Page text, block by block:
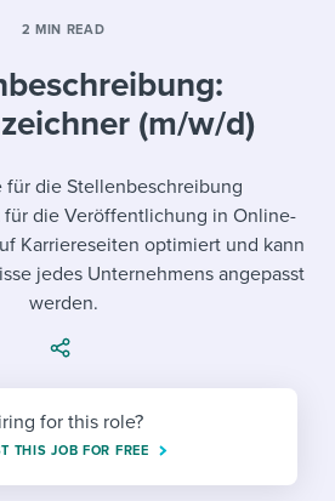
AI in my work
Evaluating candidates
Developing & retaining people
compliance
Templates & Guides
WANT...
Job description templates
Onboarding checklists
by-step tutorials
I WANT TO LEARN ABOUT...
Applying for a job
Pay & benefits
Attend webinars & events
Workable customer stories
2 MIN READ
(m/w/d)
für die Stellenbeschreibung
die Veröffentlichung in Online-
Karriereseiten optimiert und kann
jedes Unternehmens angepasst
werden.
for this role?
THIS JOB FOR FREE